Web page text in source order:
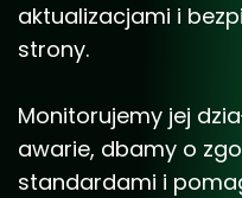
aktualizacjami i
strony.
Monitorujemy jej
awarie, dbamy o
standardami i